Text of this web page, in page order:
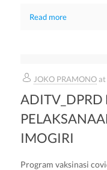
Read more
JOKO PRAMONO at
ADITV_DPRD
IMOGIRI
Program vaksinasi